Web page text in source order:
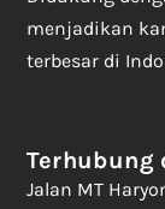
menjadikan
terbesar di
Terhubung
Jalan MT